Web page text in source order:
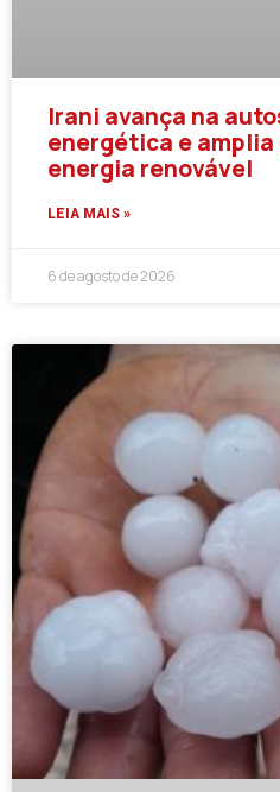
Irani avança na
energética e amplia
energia renovável
LEIA MAIS »
6 de agosto de 2026